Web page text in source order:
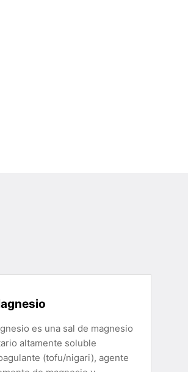
es una sal de magnesio
altamente soluble
(tofu/nigari), agente